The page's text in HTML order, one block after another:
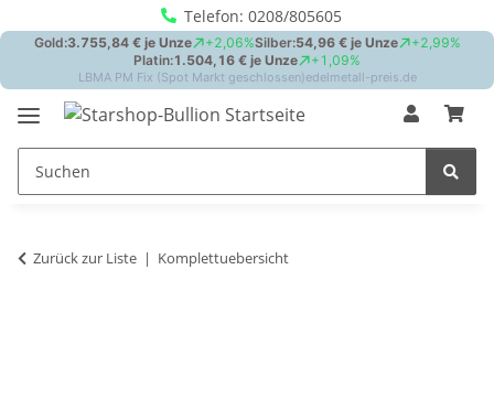
Telefon: 0208/805605
Zurück zur Liste Komplettuebersicht